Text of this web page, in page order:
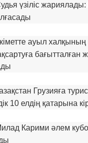
үзіліс
ауыл халқының
бағытталған
Грузияға
10 елдің қатарына
Карими әлем